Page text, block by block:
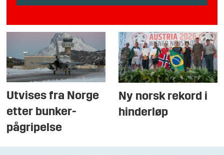
Utvises fra Norge
etter bunker-
pågripelse
Ny norsk rekord i
hinderløp